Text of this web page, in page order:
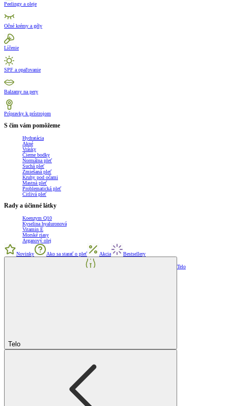
Peelingy a oleje
Očné krémy a gély
Líčenie
SPF a opaľovanie
Balzamy na pery
Prípravky k prístrojom
S čím vám pomôžeme
Hydratácia
Akné
Vrásky
Čierne bodky
Normálna pleť
Suchá pleť
Zmiešaná pleť
Kruhy pod očami
Mastná pleť
Problematická pleť
Citlivá pleť
Rady a účinné látky
Koenzym Q10
Kyselina hyaluronová
Vitamin E
Morské riasy
Arganový olej
Novinky Ako sa starať o pleť Akcia Bestsellery
Telo
Telo